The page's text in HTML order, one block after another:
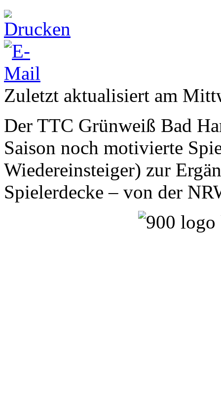
Zuletzt aktualisiert am
Der TTC Grünweiß Bad
Saison noch motivierte
Wiedereinsteiger) zur
Spielerdecke – von der